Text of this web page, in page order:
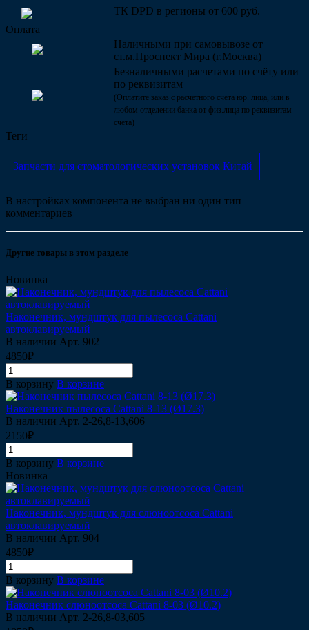
ТК DPD в регионы от 600 руб.
Оплата
Наличными при самовывозе от
ст.м.Проспект Мира (г.Москва)
Безналичными расчетами по счёту или
по реквизитам
(Оплатите заказ с расчетного счета юр. лица, или в
любом отделении банка от физ.лица по реквизитам
счета)
Теги
Запчасти для стоматологических установок Китай
В настройках компонента не выбран ни один тип
комментариев
Другие товары в этом разделе
Новинка
Наконечник, мундштук для пылесоса Cattani
автоклавируемый
В наличии Арт. 902
4850₽
В корзину В корзине
Наконечник пылесоса Cattani 8-13 (Ø17.3)
В наличии Арт. 2-26,8-13,606
2150₽
В корзину В корзине
Новинка
Наконечник, мундштук для слюноотсоса Cattani
автоклавируемый
В наличии Арт. 904
4850₽
В корзину В корзине
Наконечник слюноотсоса Cattani 8-03 (Ø10.2)
В наличии Арт. 2-26,8-03,605